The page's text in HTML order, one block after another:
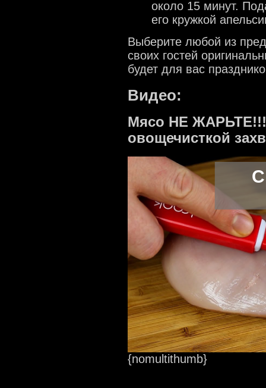
около 15 минут.
его кружкой
Выберите любой из
своих гостей
будет для вас
Видео:
Мясо НЕ
овощечисткой
{nomultithumb}